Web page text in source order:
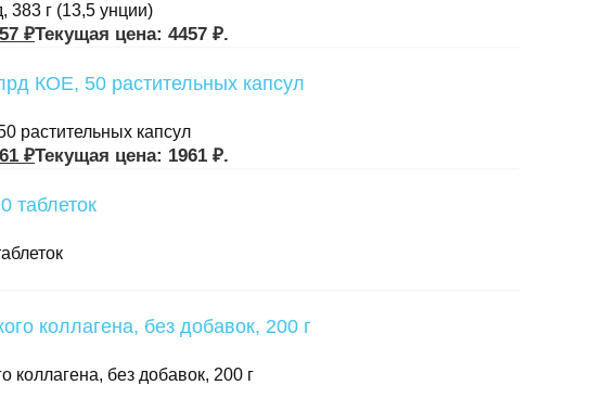
383 г (13,5 унции)
₽Текущая цена: 4457 ₽.
растительных капсул
₽Текущая цена: 1961 ₽.
без добавок, 200 г